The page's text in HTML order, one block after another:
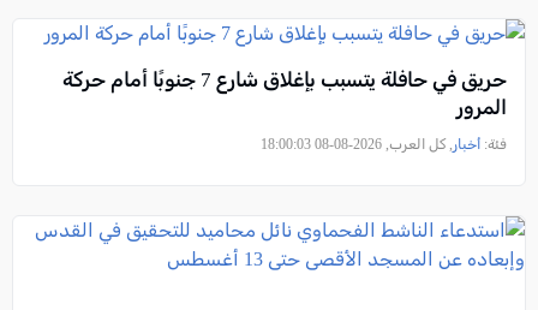
حريق في حافلة يتسبب بإغلاق شارع 7 جنوبًا أمام حركة
المرور
فئة: أخبار , كل العرب, 2026-08-08 18:00:03